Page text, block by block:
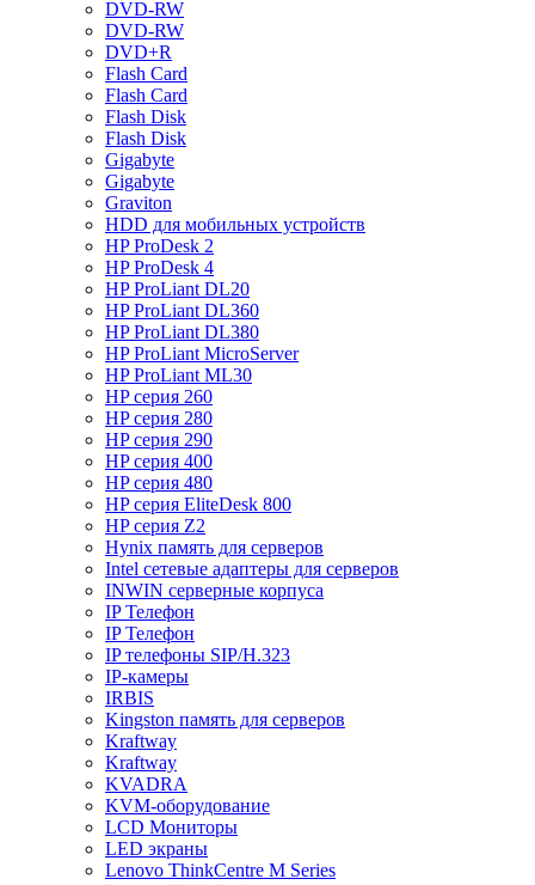
DVD-RW
DVD-RW
DVD+R
Flash Card
Flash Card
Flash Disk
Flash Disk
Gigabyte
Gigabyte
Graviton
HDD для мобильных устройств
HP ProDesk 2
HP ProDesk 4
HP ProLiant DL20
HP ProLiant DL360
HP ProLiant DL380
HP ProLiant MicroServer
HP ProLiant ML30
HP серия 260
HP серия 280
HP серия 290
HP серия 400
HP серия 480
HP серия EliteDesk 800
HP серия Z2
Hynix память для серверов
Intel сетевые адаптеры для серверов
INWIN серверные корпуса
IP Телефон
IP Телефон
IP телефоны SIP/H.323
IP-камеры
IRBIS
Kingston память для серверов
Kraftway
Kraftway
KVADRA
KVM-оборудование
LCD Мониторы
LED экраны
Lenovo ThinkCentre M Series